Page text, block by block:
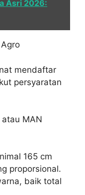
Asri 2026:
mendaftar
persyaratan
MAN
165 cm
proporsional.
baik total